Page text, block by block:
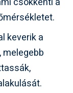
keverik a
melegebb